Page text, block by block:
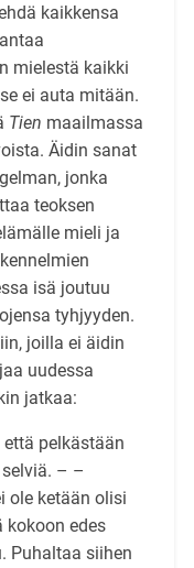
kaikkensa
mielestä kaikki
ei auta mitään.
Tien maailmassa
Äidin sanat
jonka
teoksen
mieli ja
isä joutuu
tyhjyyden.
joilla ei äidin
uudessa
jatkaa:
pelkästään
– –
ole ketään olisi
edes
Puhaltaa siihen